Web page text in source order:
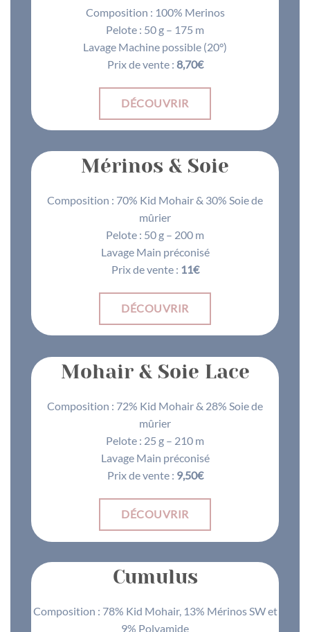
Composition : 100% Merinos
Pelote : 50 g – 175 m
Lavage Machine possible (20°)
Prix de vente : 8,70€
DÉCOUVRIR
Mérinos & Soie
Composition : 70% Kid Mohair & 30% Soie de
mûrier
Pelote : 50 g – 200 m
Lavage Main préconisé
Prix de vente : 11€
DÉCOUVRIR
Mohair & Soie Lace
Composition : 72% Kid Mohair & 28% Soie de
mûrier
Pelote : 25 g – 210 m
Lavage Main préconisé
Prix de vente : 9,50€
DÉCOUVRIR
Cumulus
Composition : 78% Kid Mohair, 13% Mérinos SW et
9% Polyamide